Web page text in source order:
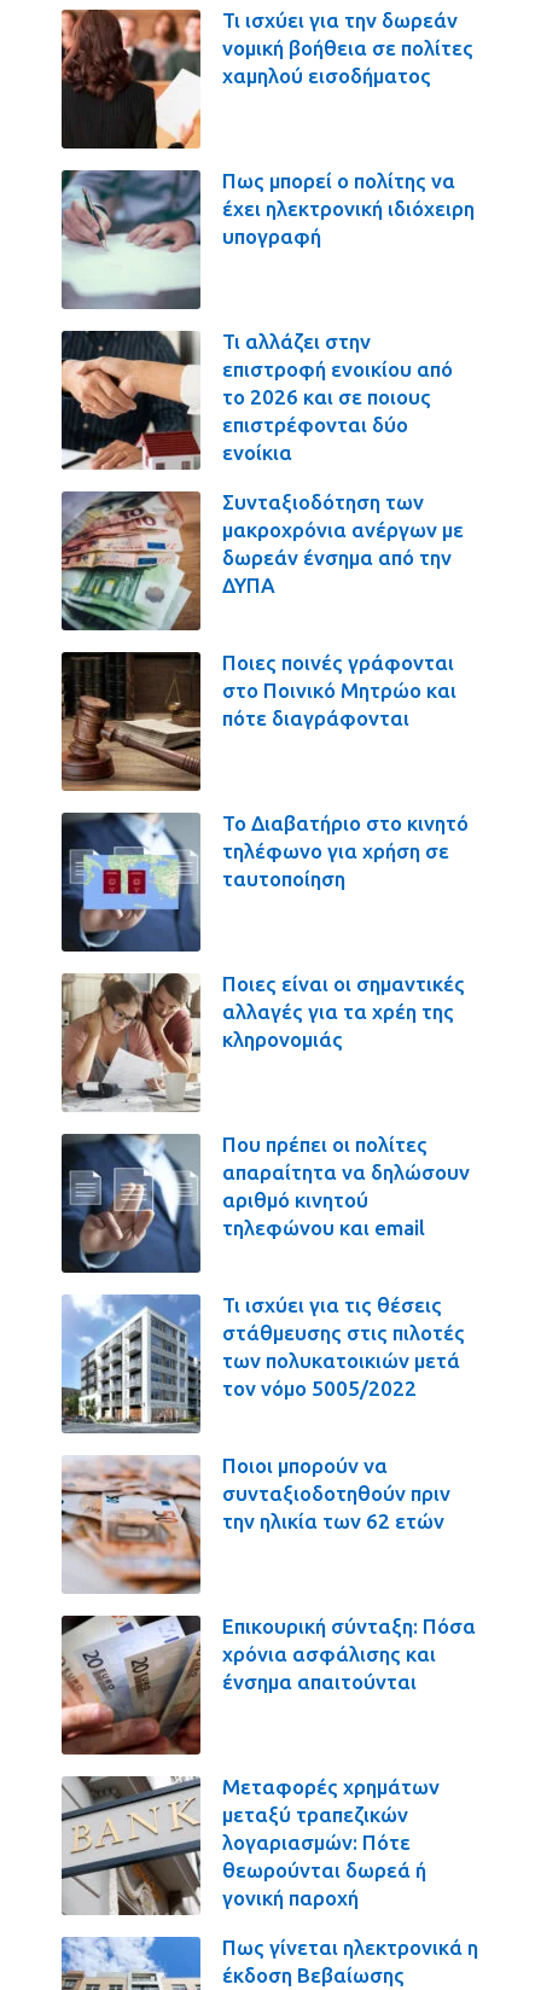
Τι ισχύει για την δωρεάν
νομική βοήθεια σε πολίτες
χαμηλού εισοδήματος
Πως μπορεί ο πολίτης να
έχει ηλεκτρονική ιδιόχειρη
υπογραφή
Τι αλλάζει στην
επιστροφή ενοικίου από
το 2026 και σε ποιους
επιστρέφονται δύο
ενοίκια
Συνταξιοδότηση των
μακροχρόνια ανέργων με
δωρεάν ένσημα από την
ΔΥΠΑ
Ποιες ποινές γράφονται
στο Ποινικό Μητρώο και
πότε διαγράφονται
Το Διαβατήριο στο κινητό
τηλέφωνο για χρήση σε
ταυτοποίηση
Ποιες είναι οι σημαντικές
αλλαγές για τα χρέη της
κληρονομιάς
Που πρέπει οι πολίτες
απαραίτητα να δηλώσουν
αριθμό κινητού
τηλεφώνου και email
Τι ισχύει για τις θέσεις
στάθμευσης στις πιλοτές
των πολυκατοικιών μετά
τον νόμο 5005/2022
Ποιοι μπορούν να
συνταξιοδοτηθούν πριν
την ηλικία των 62 ετών
Επικουρική σύνταξη: Πόσα
χρόνια ασφάλισης και
ένσημα απαιτούνται
Μεταφορές χρημάτων
μεταξύ τραπεζικών
λογαριασμών: Πότε
θεωρούνται δωρεά ή
γονική παροχή
Πως γίνεται ηλεκτρονικά η
έκδοση Βεβαίωσης